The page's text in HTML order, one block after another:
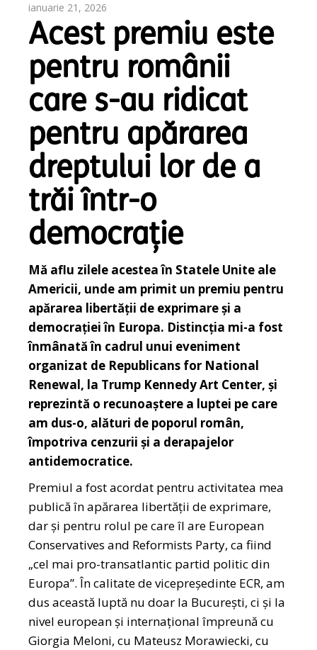
ianuarie 21, 2026
Acest premiu este
pentru românii
care s-au ridicat
pentru apărarea
dreptului lor de a
trăi într-o
democrație
Mă aflu zilele acestea în Statele Unite ale
Americii, unde am primit un premiu pentru
apărarea libertății de exprimare și a
democrației în Europa. Distincția mi-a fost
înmânată în cadrul unui eveniment
organizat de Republicans for National
Renewal, la Trump Kennedy Art Center, și
reprezintă o recunoaștere a luptei pe care
am dus-o, alături de poporul român,
împotriva cenzurii și a derapajelor
antidemocratice.
Premiul a fost acordat pentru activitatea mea
publică în apărarea libertății de exprimare,
dar și pentru rolul pe care îl are European
Conservatives and Reformists Party, ca fiind
„cel mai pro-transatlantic partid politic din
Europa”. În calitate de vicepreședinte ECR, am
dus această luptă nu doar la București, ci și la
nivel european și internațional împreună cu
Giorgia Meloni, cu Mateusz Morawiecki, cu